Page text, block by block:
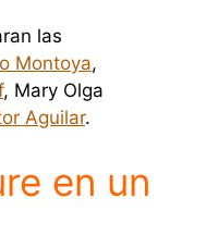
las
Montoya,
, Mary Olga
Aguilar.
en un